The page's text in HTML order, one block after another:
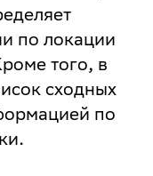
по локации
того, в
сходных
по